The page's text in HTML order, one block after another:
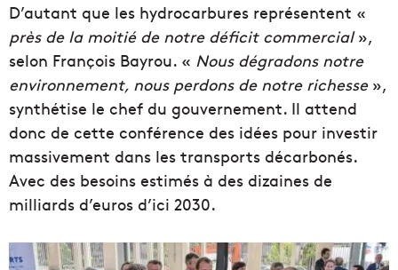
D’autant que les hydrocarbures représentent «
près de la moitié de notre déficit commercial»,
selon François Bayrou. « Nous dégradons notre
environnement, nous perdons de notre richesse»,
synthétise le chef du gouvernement. Il attend
donc de cette conférence des idées pour investir
massivement dans les transports décarbonés.
Avec des besoins estimés à des dizaines de
milliards d’euros d’ici 2030.